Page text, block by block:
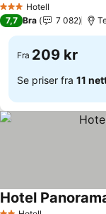
3 StjernerHotell
7,7 Bra 7 082
Fra 209 kr
Se priser fra 11
Hotel